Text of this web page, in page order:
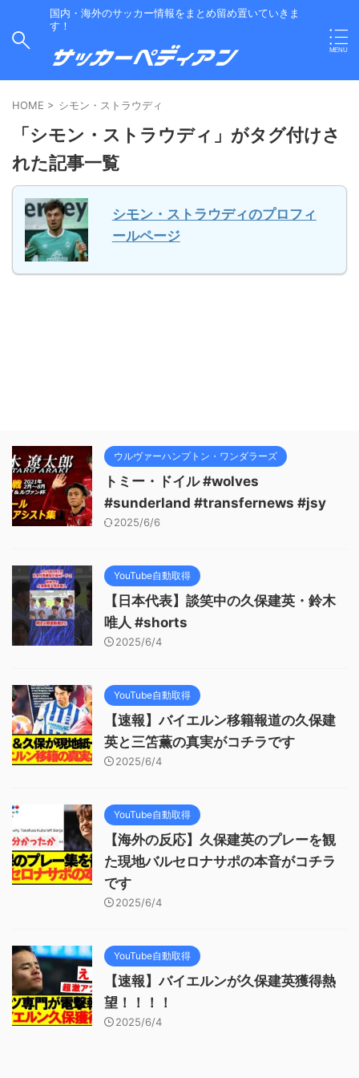
国内・海外のサッカー情報をまとめ留め置いていきま
す！
HOME > シモン・ストラウディ
「シモン・ストラウディ」がタグ付けさ
れた記事一覧
シモン・ストラウディのプロフィ
ールページ
ウルヴァーハンプトン・ワンダラーズ
トミー・ドイル #wolves
#sunderland #transfernews #jsy
2025/6/6
YouTube自動取得
【日本代表】談笑中の久保建英・鈴木
唯人 #shorts
2025/6/4
YouTube自動取得
【速報】バイエルン移籍報道の久保建
英と三笘薫の真実がコチラです
2025/6/4
YouTube自動取得
【海外の反応】久保建英のプレーを観
た現地バルセロナサポの本音がコチラ
です
2025/6/4
YouTube自動取得
【速報】バイエルンが久保建英獲得熱
望！！！！
2025/6/4